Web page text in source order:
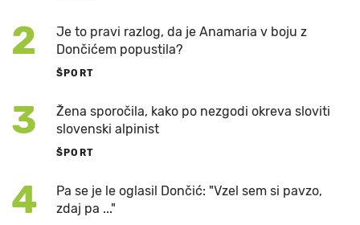
2
Je to pravi razlog, da je Anamaria v boju z
Dončićem popustila?
ŠPORT
3
Žena sporočila, kako po nezgodi okreva sloviti
slovenski alpinist
ŠPORT
4
Pa se je le oglasil Dončić: "Vzel sem si pavzo,
zdaj pa ..."